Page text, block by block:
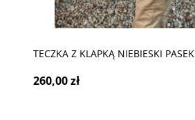
TECZKA Z KLAPKĄ NIEBIESKI PASEK
260,00 zł